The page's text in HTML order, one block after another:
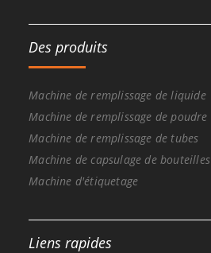
Des produits
Machine de remplissage de liquide
Machine de remplissage de poudre
Machine de remplissage de tubes
Machine de capsulage de bouteilles
Machine d'étiquetage
Liens rapides